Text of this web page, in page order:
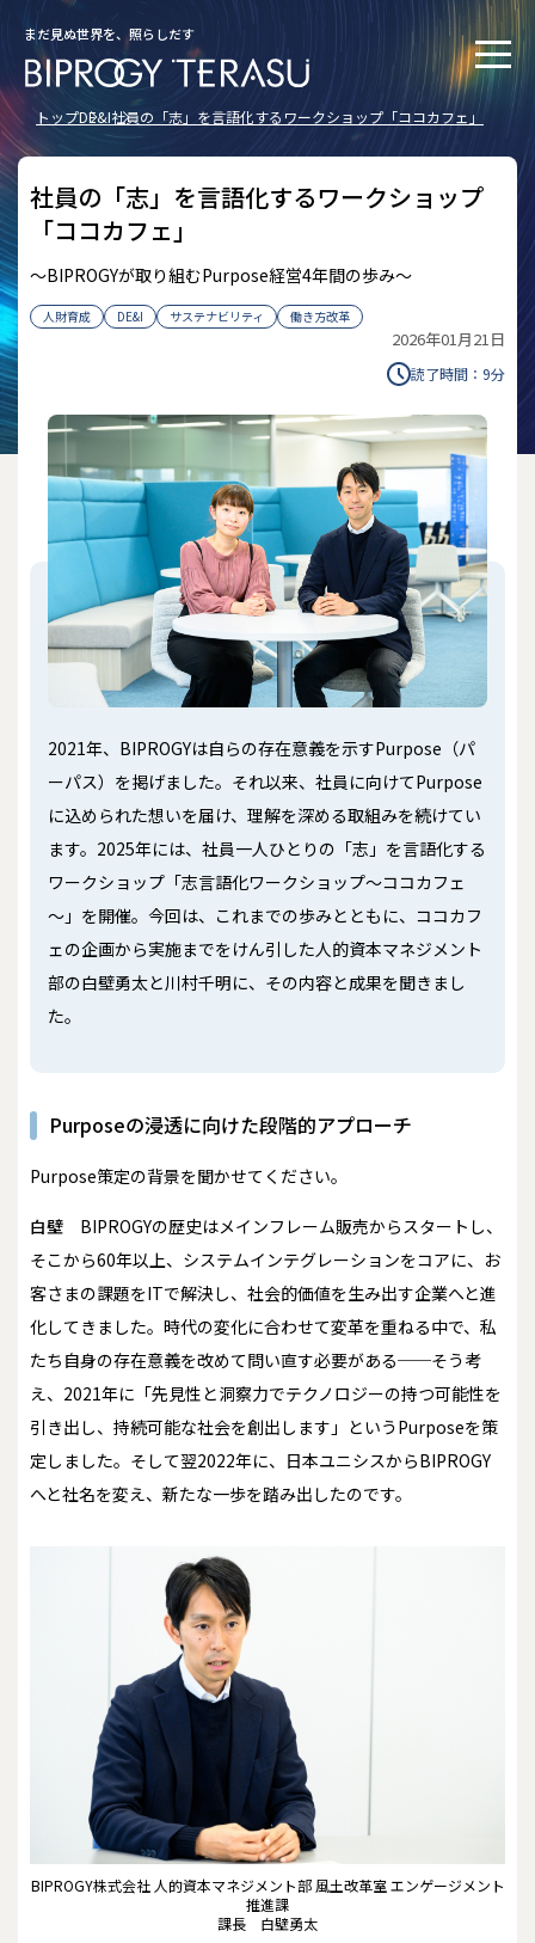
まだ見ぬ世界を、照らしだす
トップDE&I社員の「志」を言語化するワークショップ「ココカフェ」
社員の「志」を言語化するワークショップ
「ココカフェ」
～BIPROGYが取り組むPurpose経営4年間の歩み～
人財育成 DE&I サステナビリティ 働き方改革
2026年01月21日
読了時間： 9分
2021年、BIPROGYは自らの存在意義を示すPurpose（パ
ーパス）を掲げました。それ以来、社員に向けてPurpose
に込められた想いを届け、理解を深める取組みを続けてい
ます。2025年には、社員一人ひとりの「志」を言語化する
ワークショップ「志言語化ワークショップ～ココカフェ
～」を開催。今回は、これまでの歩みとともに、ココカフ
ェの企画から実施までをけん引した人的資本マネジメント
部の白壁勇太と川村千明に、その内容と成果を聞きまし
た。
Purposeの浸透に向けた段階的アプローチ
――Purpose策定の背景を聞かせてください。
白壁
BIPROGYの歴史はメインフレーム販売からスタートし、
そこから60年以上、システムインテグレーションをコアに、お
客さまの課題をITで解決し、社会的価値を生み出す企業へと進
化してきました。時代の変化に合わせて変革を重ねる中で、私
たち自身の存在意義を改めて問い直す必要がある──そう考
え、2021年に「先見性と洞察力でテクノロジーの持つ可能性を
引き出し、持続可能な社会を創出します」というPurposeを策
定しました。そして翌2022年に、日本ユニシスからBIPROGY
へと社名を変え、新たな一歩を踏み出したのです。
BIPROGY株式会社 人的資本マネジメント部 風土改革室 エンゲージメント
推進課
課長 白壁勇太